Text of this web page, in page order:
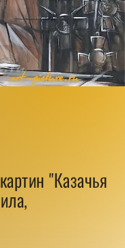
"Казачья